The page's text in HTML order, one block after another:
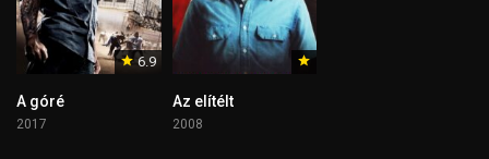
6.9
A góré
2017
Az elítélt
2008